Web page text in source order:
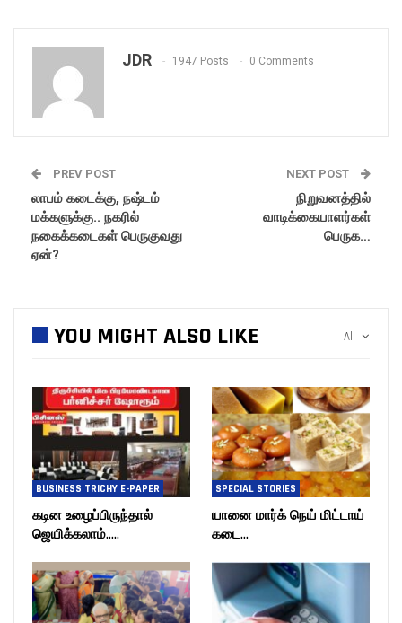
JDR 1947 Posts 0 Comments
PREV POST
லாபம் கடைக்கு, நஷ்டம்
மக்களுக்கு.. நகரில்
நகைக்கடைகள் பெருகுவது
ஏன்?
NEXT POST
நிறுவனத்தில்
வாடிக்கையாளர்கள்
பெருக…
All
YOU MIGHT ALSO LIKE
BUSINESS TRICHY E-PAPER
கடின உழைப்பிருந்தால்
ஜெயிக்கலாம்…..
SPECIAL STORIES
யானை மார்க் நெய் மிட்டாய்
கடை…